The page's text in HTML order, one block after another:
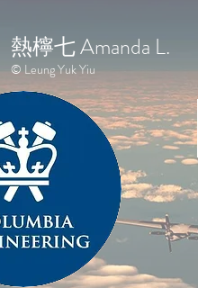
熱檸七 Amanda L.
© Leung Yuk Yiu